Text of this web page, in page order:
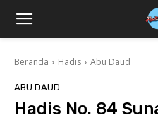
Beranda Hadis Abu Daud
ABU DAUD
Hadis No. 84